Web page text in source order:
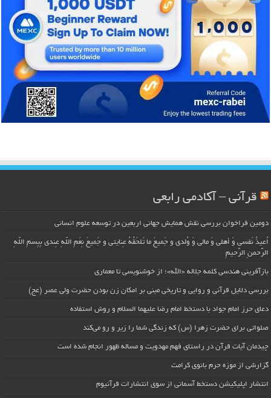
قرآنی – آکادمی رابعی
دومین فراخوان بررسی نقش همایش جهانی اربعین در توسعه علوم انسانی
اُعیذُ نَفسی وَ أهلی وَ مالی وَ وُلدی و جَمیعَ ما تَلحَقُهُ عِنایتی و جَمیعَ نِعَمِ اللّهِ عِندی بِبِسمِ اللّهِ
الرَّحمنِ الرَّحیمِ
بازآفرینی هندسی کلمه جلاله «الله»؛ از خوشنویسی تا معماری
بررسی دلایل قرآنی و روایی و تاریخی مبنی بر امکان زن بودن حضرت ولی عصر (عج)
دعای حرز امام جواد با دستخط امام رضا علیهما السلام و روش استفاده
صلواتی برای حضرت زهرا (س) که زندگی شما را زیر و رو می‌کند
چیدمان آیات قرآن در راستای فهم مهدویت و مساله ظهور انجام شده است
گزارشی از موزه حرم بانوی کرامت
انتشار اپلیکیشن دستخط آسمانی از سوی انتشارات قرآنیوم